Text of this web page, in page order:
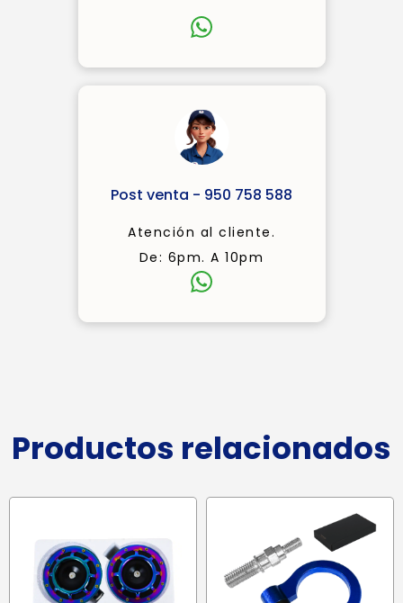
Post venta - 950 758 588
Atención al cliente.
De: 6pm. A 10pm
Productos relacionados